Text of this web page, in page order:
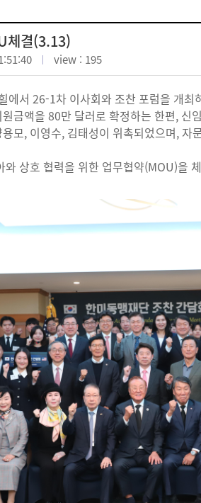
체결(3.13)
view : 195
에서 26-1차 이사회와 조찬 포럼을 개
금액을 80만 달러로 확정하는 한편, 신
모, 이영수, 김태성이 위촉되었으며, 자
와 상호 협력을 위한 업무협약(MOU)을